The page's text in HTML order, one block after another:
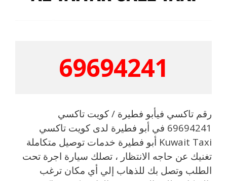
69694241
رقم تاكسي فيأبو فطيرة / كويت تاكسي
69694241 في أبو فطيرة لدى كويت تاكسي
Kuwait Taxi أبو فطيرة خدمات توصيل متكاملة
تغنيك عن حاجه الانتظار ، تصلك سيارة اجرة تحت
الطلب وتصل بك للذهاب إلي أي مكان ترغب